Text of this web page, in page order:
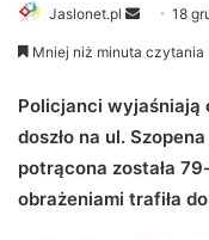
Jaslonet.pl
d
a
n
18
Mniej niż minuta czytania
Policjanci wyjaśniają
doszło na ul.
potrącona została
obrażeniami trafiła